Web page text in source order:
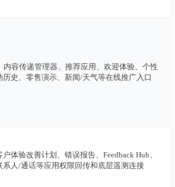
内容传递管理器、推荐应用、欢迎体验、个性
历史、零售演示、新闻/天气等在线推广入口
体验改善计划、错误报告、Feedback Hub、
系人/通话等应用权限回传和底层遥测连接